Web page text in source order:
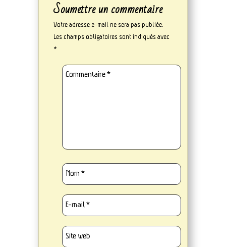
Soumettre un commentaire
Votre adresse e-mail ne sera pas publiée.
Les champs obligatoires sont indiqués avec
*